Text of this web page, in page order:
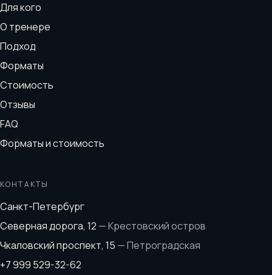
Для кого
О тренере
Подход
Форматы
Стоимость
Отзывы
FAQ
Форматы и стоимость
КОНТАКТЫ
Санкт-Петербург
Северная дорога, 12 —Крестовский остров
Чкаловский проспект, 15 —Петроградская
+7 999 529-32-62